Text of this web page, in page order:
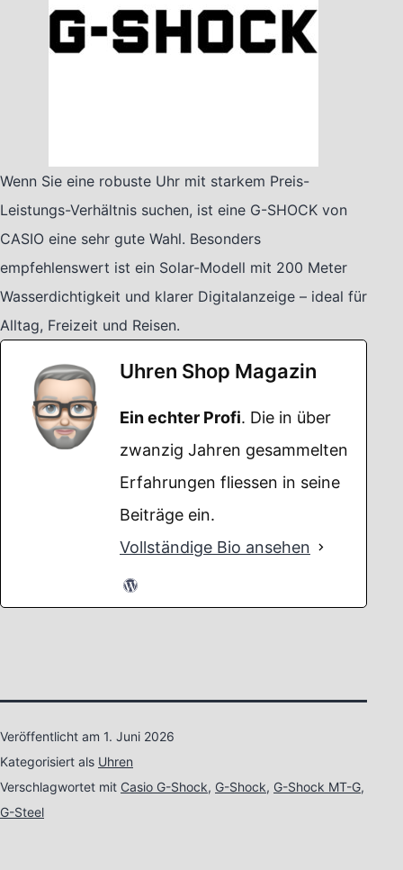
Wenn Sie eine robuste Uhr mit starkem Preis-
Leistungs-Verhältnis suchen, ist eine G-SHOCK von
CASIO eine sehr gute Wahl. Besonders
empfehlenswert ist ein Solar-Modell mit 200 Meter
Wasserdichtigkeit und klarer Digitalanzeige – ideal für
Alltag, Freizeit und Reisen.
Uhren Shop Magazin
Ein echter Profi. Die in über
zwanzig Jahren gesammelten
Erfahrungen fliessen in seine
Beiträge ein.
Vollständige Bio ansehen
Veröffentlicht am 1. Juni 2026
Kategorisiert als Uhren
Verschlagwortet mit Casio G-Shock, G-Shock, G-Shock MT-G,
G-Steel